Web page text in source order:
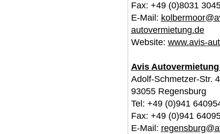
Fax: +49 (0)8031
E-Mail:
autovermietung.de
Website: www.avis-
Avis
Adolf-Schmetzer-Str.
93055 Regensburg
Tel: +49 (0)941
Fax: +49 (0)941
E-Mail: